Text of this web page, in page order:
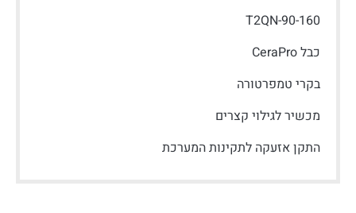
T2QN-90-160
כבל CeraPro
בקרי טמפרטורה
מכשיר לגילוי קצרים
התקן אזעקה לתקינות המערכת